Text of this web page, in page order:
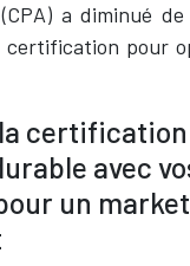
a diminué
certification pour
avec
un